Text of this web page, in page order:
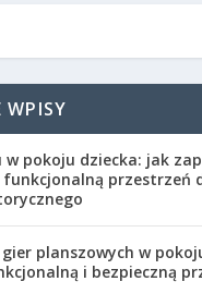
w pokoju dziecka: jak
funkcjonalną przestrzeń
planszowych w
i bezpieczną